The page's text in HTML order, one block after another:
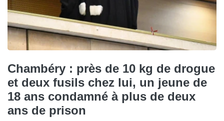
Chambéry : près de 10 kg de drogue
et deux fusils chez lui, un jeune de
18 ans condamné à plus de deux
ans de prison